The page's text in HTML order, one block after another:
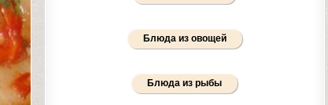
Блюда из овощей
Блюда из рыбы